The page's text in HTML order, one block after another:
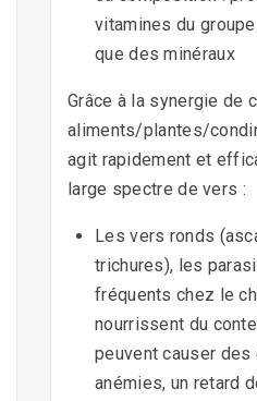
vitamines du
que des minéraux
Grâce à la synergie de
aliments/plantes/
agit rapidement et
large spectre de vers :
Les vers ronds
trichures), les
fréquents chez le
nourrissent du
peuvent causer des
anémies, un retard